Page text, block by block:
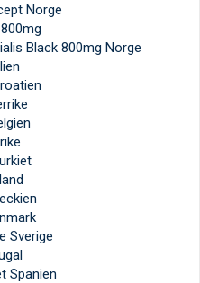
Norge
Black 800mg Norge
Sverige
Spanien